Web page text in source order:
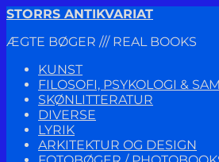
Spring
navigation
Spring
indhold
STORRS ANTIKVARIAT
ÆGTE BØGER /// REAL BOOKS
KUNST
FILOSOFI, PSYKOLOGI &
SKØNLITTERATUR
DIVERSE
LYRIK
ARKITEKTUR OG DESIGN